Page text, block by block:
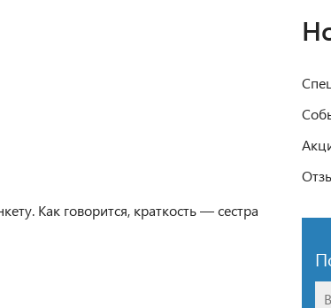
Как говорится, краткость — сестра